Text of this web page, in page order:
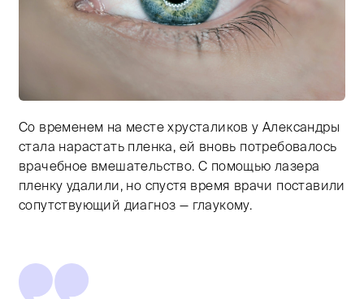
Тифлокомментарий: цветная фотография. Крупным
Со временем на месте хрусталиков у Александры
стала нарастать пленка, ей вновь потребовалось
врачебное вмешательство. С помощью лазера
пленку удалили, но спустя время врачи поставили
сопутствующий диагноз — глаукому.